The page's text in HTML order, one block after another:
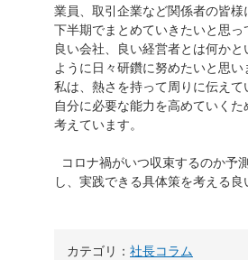
業員、取引企業など関係者の皆
下半期でまとめていきたいと思っ
良い会社、良い経営者とは何か
ように日々研鑽に努めたいと思い
私は、熱さを持って周りに伝え
自分に必要な能力を高めていく
考えています。
コロナ禍がいつ収束するのか予
し、実践できる具体策を考える良
カテゴリ： 社長コラム